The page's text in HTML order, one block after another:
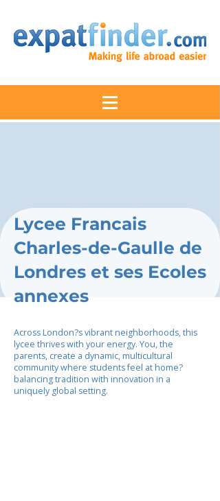
Lycee Francais
Charles-de-Gaulle de
Londres et ses Ecoles
annexes
Across London?s vibrant neighborhoods, this
lycee thrives with your energy. You, the
parents, create a dynamic, multicultural
community where students feel at home?
balancing tradition with innovation in a
uniquely global setting.